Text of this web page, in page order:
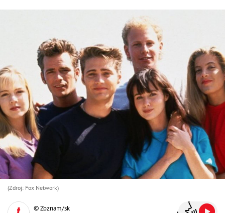
(Zdroj: Fox Network)
© Zoznam/sk